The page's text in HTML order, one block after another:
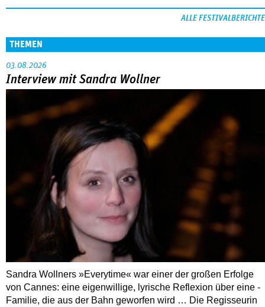
ALLE FESTIVALBERICHTE
THEMEN
03.08.2026
Interview mit Sandra Wollner
Sandra Wollners »Everytime« war einer der großen Erfolge
von Cannes: eine eigenwillige, lyrische Reflexion über eine ­
Familie, die aus der Bahn geworfen wird … Die Regisseurin